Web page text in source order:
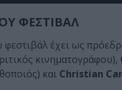
ΦΕΣΤΙΒΑΛ
φεστιβάλ έχει ως
κινηματογράφου),
και Christian